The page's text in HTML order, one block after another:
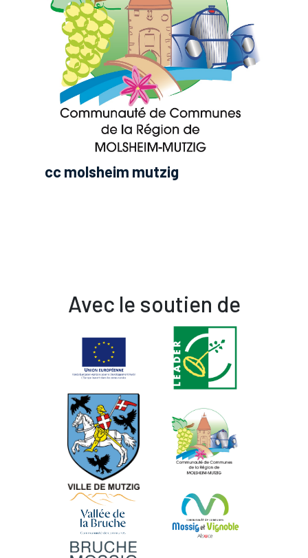
cc molsheim mutzig
Avec le soutien de